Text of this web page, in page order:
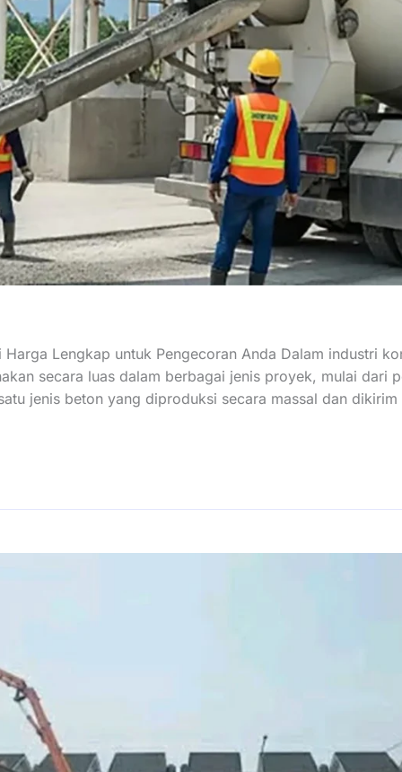
Lengkap untuk Pengecoran Anda Dalam industri
secara luas dalam berbagai jenis proyek, mulai dari
jenis beton yang diproduksi secara massal dan